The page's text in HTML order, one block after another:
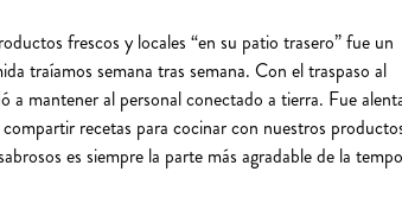
frescos y locales “en su patio trasero” fue un
traíamos semana tras semana. Con el traspaso al
a mantener al personal conectado a tierra. Fue
recetas para cocinar con nuestros
es siempre la parte más agradable de la